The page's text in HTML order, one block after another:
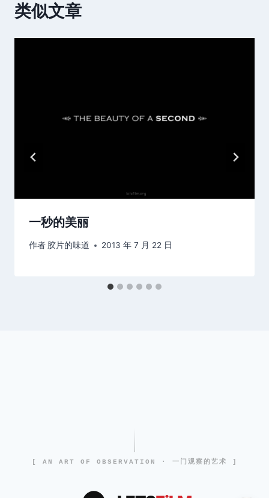
类似文章
一秒的美丽
作者 胶片的味道 2013 年 7 月 22 日
[ AN ART OF OBSERVATION · 一门观察的艺术 ]